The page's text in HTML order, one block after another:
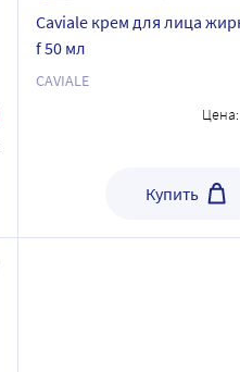
Caviale крем для лица
f 50 мл
CAVIALE
Цена:
Купить